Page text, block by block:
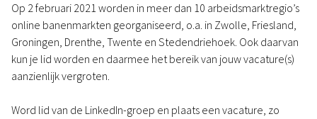
Op 2 februari 2021 worden in meer dan 10 arbeidsmarktregio’s
online banenmarkten georganiseerd, o.a. in Zwolle, Friesland,
Groningen, Drenthe, Twente en Stedendriehoek. Ook daarvan
kun je lid worden en daarmee het bereik van jouw vacature(s)
aanzienlijk vergroten.
Word lid van de LinkedIn-groep en plaats een vacature, zo